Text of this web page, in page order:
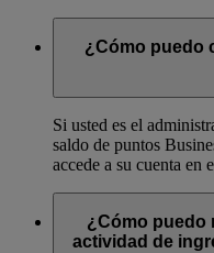
¿Cómo puedo
Si usted es el
saldo de puntos
accede a su cuenta en
¿Cómo puedo
actividad de